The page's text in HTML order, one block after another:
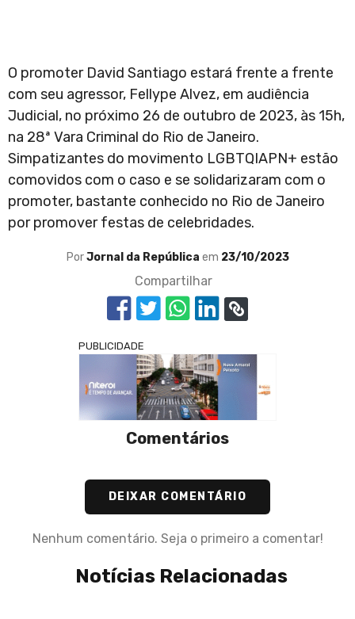
O promoter David Santiago estará frente a frente
com seu agressor, Fellype Alvez, em audiência
Judicial, no próximo 26 de outubro de 2023, às 15h,
na 28ª Vara Criminal do Rio de Janeiro.
Simpatizantes do movimento LGBTQIAPN+ estão
comovidos com o caso e se solidarizaram com o
promoter, bastante conhecido no Rio de Janeiro
por promover festas de celebridades.
PorJornal da República em 23/10/2023
Compartilhar
PUBLICIDADE
Comentários
DEIXAR COMENTÁRIO
Nenhum comentário. Seja o primeiro a comentar!
Notícias Relacionadas